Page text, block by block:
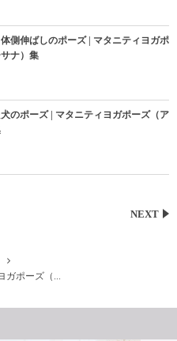
側伸ばしのポーズ | マタニティヨガポ
ナ）集
のポーズ | マタニティヨガポーズ（ア
NEXT
ガポーズ（...